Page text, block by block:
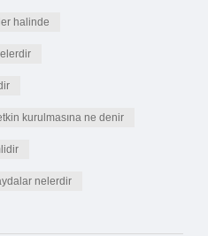
halinde
kurulmasına ne denir
nelerdir